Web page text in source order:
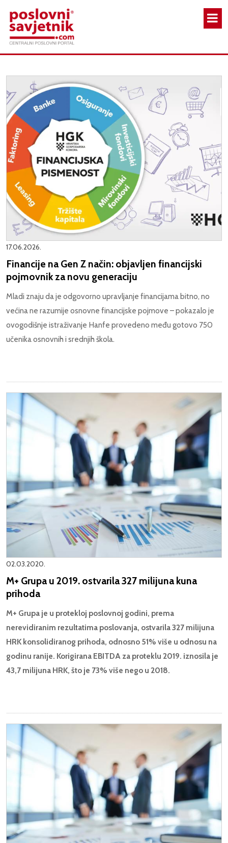
17.06.2026.
Financije na Gen Z način: objavljen financijski
pojmovnik za novu generaciju
Mladi znaju da je odgovorno upravljanje financijama bitno, no
većina ne razumije osnovne financijske pojmove – pokazalo je
ovogodišnje istraživanje Hanfe provedeno među gotovo 750
učenika osnovnih i srednjih škola.
02.03.2020.
M+ Grupa u 2019. ostvarila 327 milijuna kuna
prihoda
M+ Grupa je u protekloj poslovnoj godini, prema
nerevidiranim rezultatima poslovanja, ostvarila 327 milijuna
HRK konsolidiranog prihoda, odnosno 51% više u odnosu na
godinu ranije. Korigirana EBITDA za proteklu 2019. iznosila je
43,7 milijuna HRK, što je 73% više nego u 2018.